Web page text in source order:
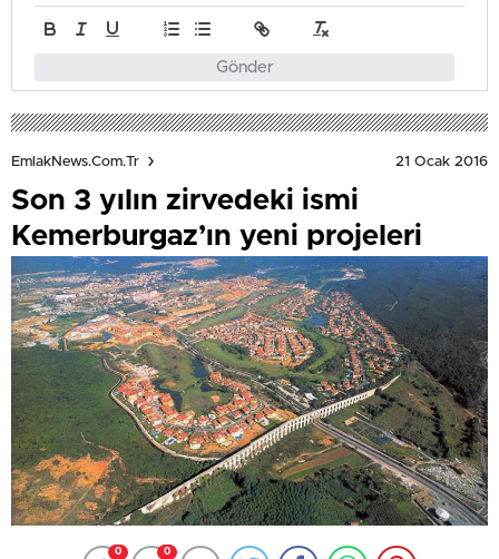
Gönder
EmlakNews.com.tr 21 Ocak 2016
Son 3 yılın zirvedeki ismi
Kemerburgaz’ın yeni projeleri
0 0